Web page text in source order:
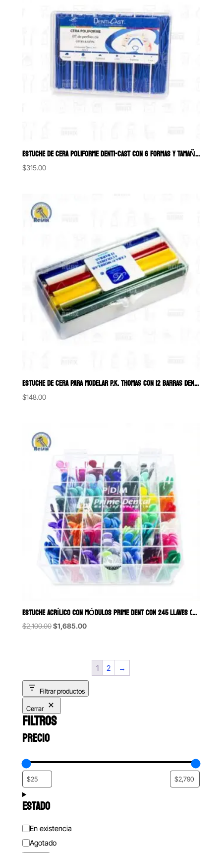
ESTUCHE DE CERA POLIFORME DENTI-CAST CON 6 FORMAS Y TAMAÑOS
$315.00
ESTUCHE DE CERA PARA MODELAR P.K. THOMAS CON 12 BARRAS DENTI-CAST
$148.00
ESTUCHE ACRÍLICO CON MÓDULOS PRIME DENT CON 245 LLAVES (49
$2,100.00Original
$1,685.00Current
$1,685.00.
1 2 →
Filtrar productos
Cerrar
FILTROS
PRECIO
ESTADO
Estado
En existencia
Agotado